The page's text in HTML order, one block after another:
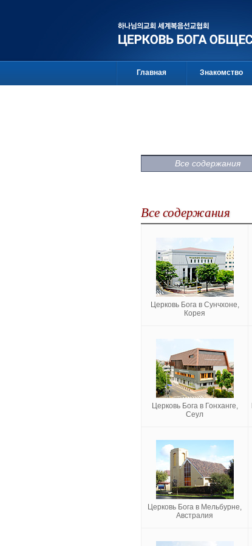
Главная Знакомство
Все содержания
Все содержания
Церковь Бога в Сунчхоне,
Корея
Церковь Бога в Гонханге,
Сеул
Церковь Бога в Мельбурне,
Австралия